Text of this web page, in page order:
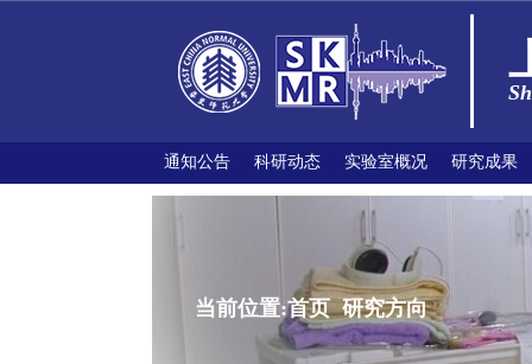
通知公告 科研动态 实验室概况 研究成果
当前位置:首页 研究方向